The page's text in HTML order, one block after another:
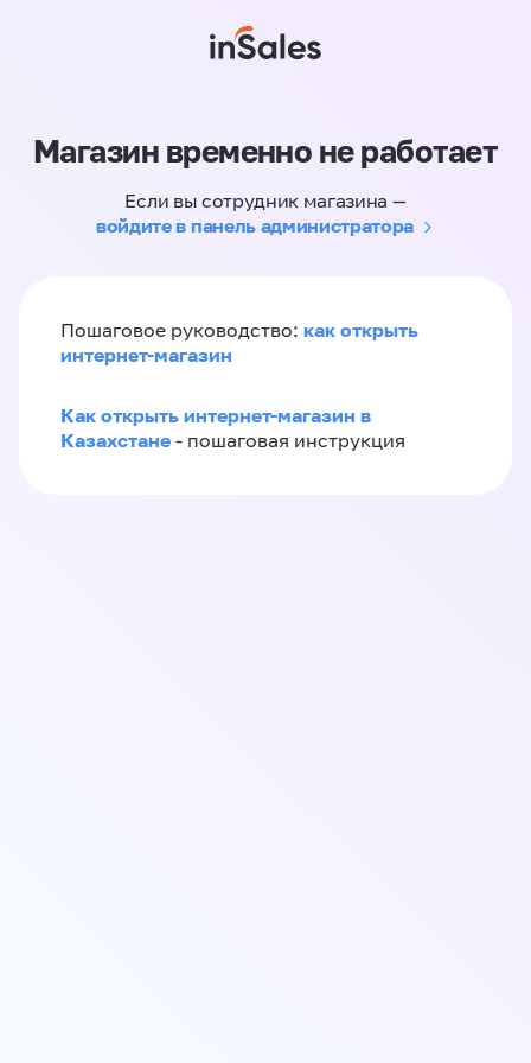
Магазин временно не работает
Если вы сотрудник магазина —
войдите в панель администратора
Пошаговое руководство: как открыть
интернет-магазин
Как открыть интернет-магазин в
Казахстане - пошаговая инструкция